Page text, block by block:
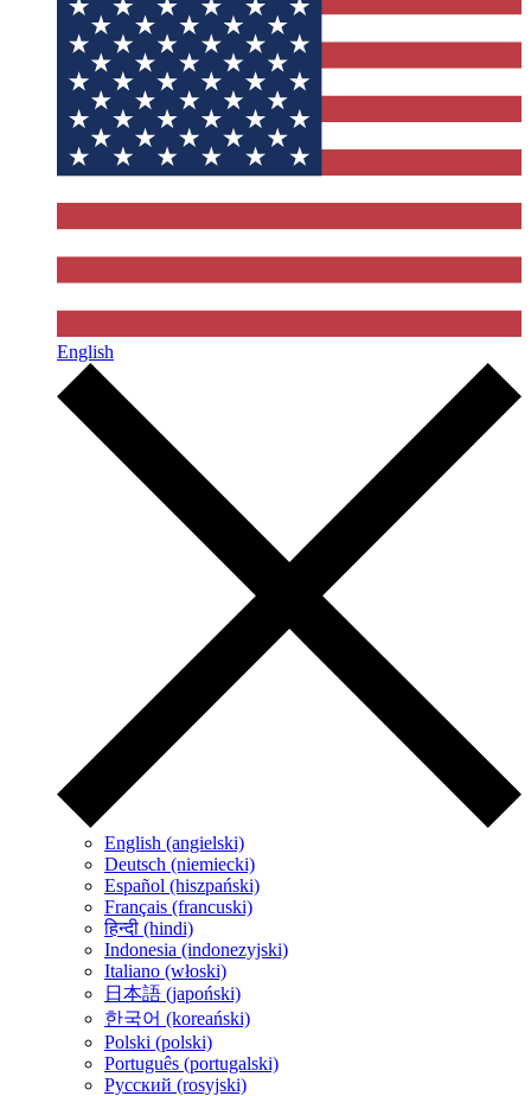
English
English (angielski)
Deutsch (niemiecki)
Español (hiszpański)
Français (francuski)
हिन्दी (hindi)
Indonesia (indonezyjski)
Italiano (włoski)
日本語 (japoński)
한국어 (koreański)
Polski (polski)
Português (portugalski)
Русский (rosyjski)